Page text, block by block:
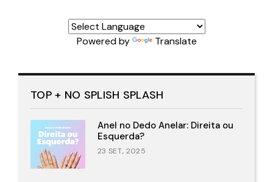
Powered by Translate
TOP + NO SPLISH SPLASH
Anel no Dedo Anelar: Direita ou
Esquerda?
23 SET., 2025